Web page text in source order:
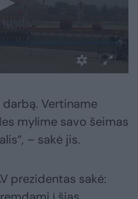
Vertiname
mylime savo šeimas
– sakė jis.
prezidentas sakė: